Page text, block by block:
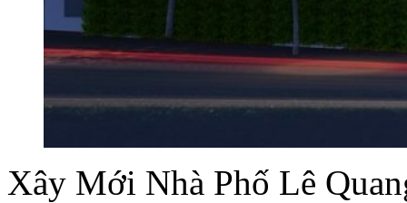
Xây Mới Nhà Phố Lê